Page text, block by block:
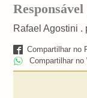
Rafael Agostini .
Compartilhar no
Compartilhar no